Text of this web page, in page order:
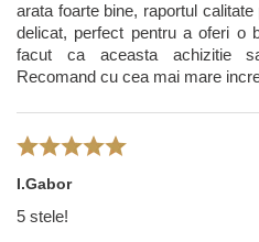
arata foarte bine, raportul
delicat, perfect pentru a oferi o
facut ca aceasta achizitie
Recomand cu cea mai mare
I.Gabor
5 stele!